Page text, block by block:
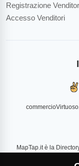
Registrazione
Accesso Venditori
MapTap.it è la